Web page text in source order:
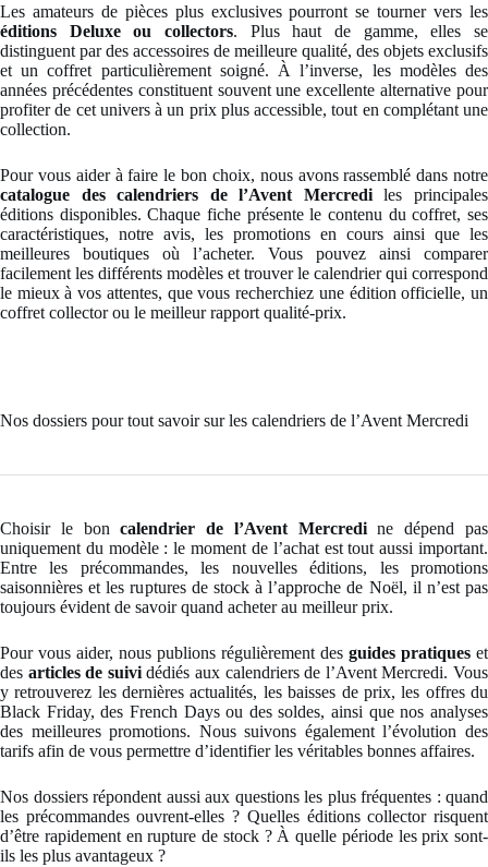
Les amateurs de pièces plus exclusives pourront se tourner vers les
éditions Deluxe ou collectors. Plus haut de gamme, elles se
distinguent par des accessoires de meilleure qualité, des objets exclusifs
et un coffret particulièrement soigné. À l’inverse, les modèles des
années précédentes constituent souvent une excellente alternative pour
profiter de cet univers à un prix plus accessible, tout en complétant une
collection.
Pour vous aider à faire le bon choix, nous avons rassemblé dans notre
catalogue des calendriers de l’Avent Mercrediles principales
éditions disponibles. Chaque fiche présente le contenu du coffret, ses
caractéristiques, notre avis, les promotions en cours ainsi que les
meilleures boutiques où l’acheter. Vous pouvez ainsi comparer
facilement les différents modèles et trouver le calendrier qui correspond
le mieux à vos attentes, que vous recherchiez une édition officielle, un
coffret collector ou le meilleur rapport qualité-prix.
Nos dossiers pour tout savoir sur les calendriers de l’Avent Mercredi
Choisir le boncalendrier de l’Avent Mercredine dépend pas
uniquement du modèle : le moment de l’achat est tout aussi important.
Entre les précommandes, les nouvelles éditions, les promotions
saisonnières et les ruptures de stock à l’approche de Noël, il n’est pas
toujours évident de savoir quand acheter au meilleur prix.
Pour vous aider, nous publions régulièrement des guides pratiques et
des articles de suividédiés aux calendriers de l’Avent Mercredi. Vous
y retrouverez les dernières actualités, les baisses de prix, les offres du
Black Friday, des French Days ou des soldes, ainsi que nos analyses
des meilleures promotions. Nous suivons également l’évolution des
tarifs afin de vous permettre d’identifier les véritables bonnes affaires.
Nos dossiers répondent aussi aux questions les plus fréquentes : quand
les précommandes ouvrent-elles ? Quelles éditions collector risquent
d’être rapidement en rupture de stock ? À quelle période les prix sont-
ils les plus avantageux ?